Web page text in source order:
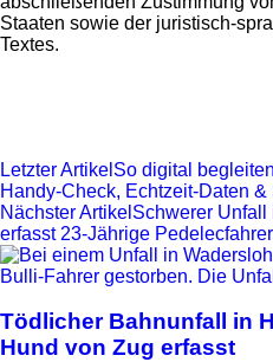
Staaten sowie der juristisch-
Textes.
Letzter Artikel So digital
Handy-Check, Echtzeit-Daten &
Nächster Artikel Schwerer Unfall
erfasst 23-Jährige
Tödlicher Bahnunfall in
Hund von Zug erfasst